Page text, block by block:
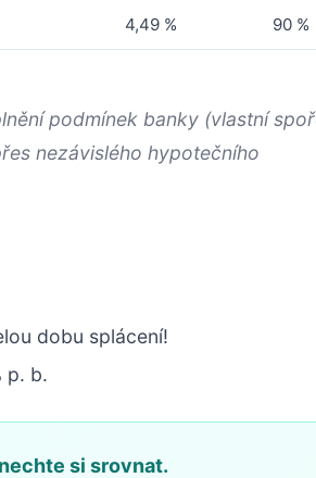
4,49 % 90 %
podmínek banky (vlastní
nezávislého hypotečního
dobu splácení!
p. b.
si srovnat.